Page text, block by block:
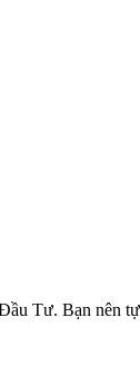
Bạn nên tự